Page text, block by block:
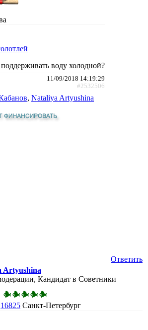
воду холодной?
11/09/2018 14:19:29
#2532506
, Nataliya Artyushina
Ответить
Artyushina
Кандидат в Советники
16825 Санкт-Петербург